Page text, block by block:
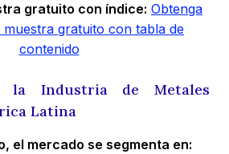
gratuito con índice: Obtenga
gratuito con tabla de
contenido
la Industria de Metales
Latina
el mercado se segmenta en: